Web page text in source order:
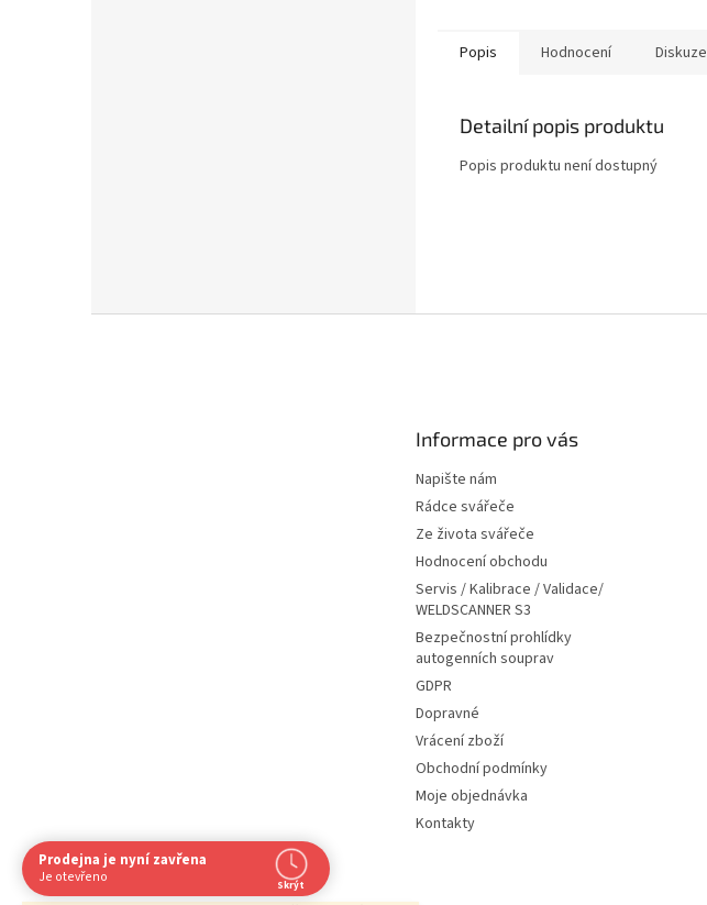
Popis Hodnocení Diskuze
Detailní popis produktu
Popis produktu není dostupný
Informace pro vás
Napište nám
Rádce svářeče
Ze života svářeče
Hodnocení obchodu
Servis / Kalibrace / Validace/
WELDSCANNER S3
Bezpečnostní prohlídky
autogenních souprav
GDPR
Dopravné
Vrácení zboží
Obchodní podmínky
Moje objednávka
Kontakty
Prodejna je nyní zavřena
Je otevřeno Skrýt